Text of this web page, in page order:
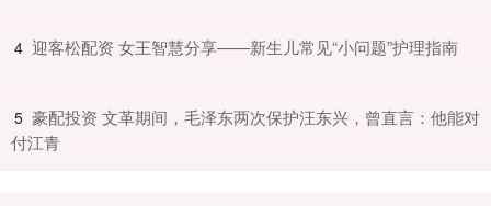
4 ​迎客松配资 女王智慧分享——新生儿常见“小问题”护理指南
5 ​豪配投资 文革期间，毛泽东两次保护汪东兴，曾直言：他能对
付江青